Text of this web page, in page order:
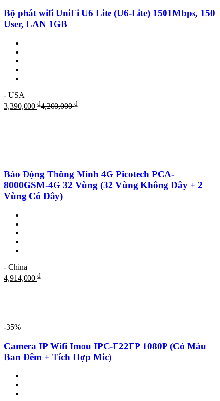
Bộ phát wifi UniFi U6 Lite (U6-Lite) 1501Mbps, 150
User, LAN 1GB
- USA
3,390,000 ₫4,200,000₫
Báo Động Thông Minh 4G Picotech PCA-
8000GSM-4G 32 Vùng (32 Vùng Không Dây + 2
Vùng Có Dây)
- China
4,914,000 ₫
-35%
Camera IP Wifi Imou IPC-F22FP 1080P (Có Màu
Ban Đêm + Tích Hợp Mic)